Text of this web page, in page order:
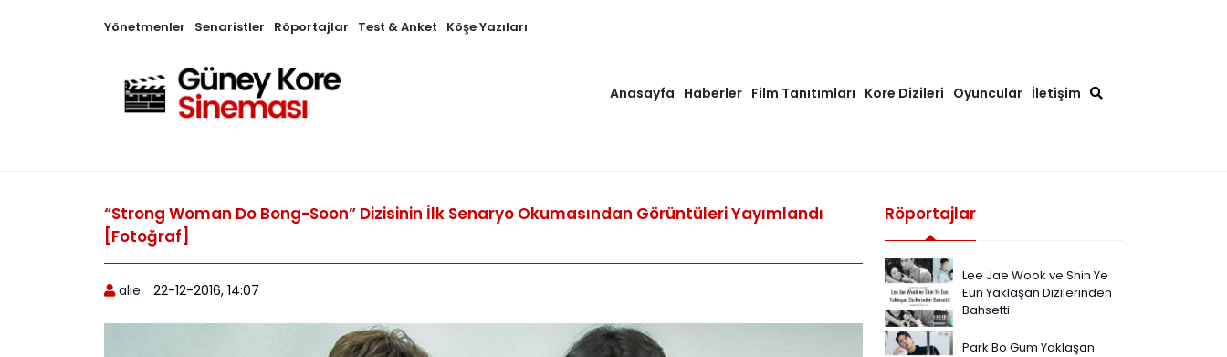
Yönetmenler Senaristler Röportajlar Test & Anket Köşe Yazıları
Anasayfa Haberler Film Tanıtımları Kore Dizileri Oyuncular İletişim
“Strong Woman Do Bong-Soon” Dizisinin İlk Senaryo Okumasından Görüntüleri Yayımlandı
[Fotoğraf]
alie 22-12-2016, 14:07
Röportajlar
Lee Jae Wook ve Shin Ye
Eun Yaklaşan Dizilerinden
Bahsetti
Park Bo Gum Yaklaşan